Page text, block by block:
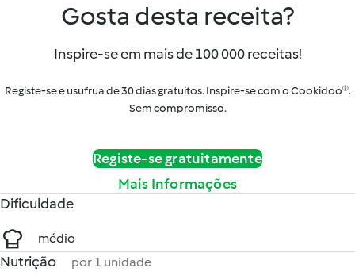
Gosta desta receita?
Inspire-se em mais de 100 000 receitas!
Registe-se e usufrua de 30 dias gratuitos. Inspire-se com o Cookidoo®.
Sem compromisso.
Registe-se gratuitamente
Mais Informações
Dificuldade
médio
Nutrição por 1 unidade